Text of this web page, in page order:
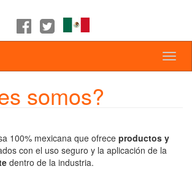
somos?
100% mexicana que ofrece productos y
con el uso seguro y la aplicación de la
dentro de la industria.